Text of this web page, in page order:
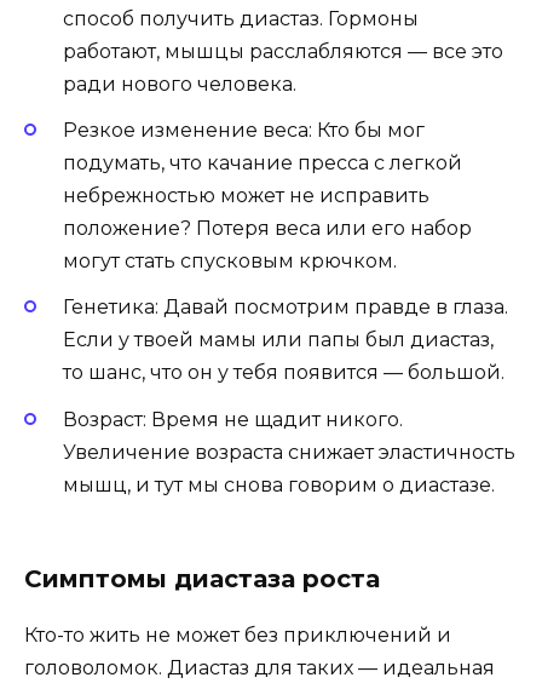
способ получить диастаз. Гормоны
работают, мышцы расслабляются — все это
ради нового человека.
Резкое изменение веса: Кто бы мог
подумать, что качание пресса с легкой
небрежностью может не исправить
положение? Потеря веса или его набор
могут стать спусковым крючком.
Генетика: Давай посмотрим правде в глаза.
Если у твоей мамы или папы был диастаз,
то шанс, что он у тебя появится — большой.
Возраст: Время не щадит никого.
Увеличение возраста снижает эластичность
мышц, и тут мы снова говорим о диастазе.
Симптомы диастаза роста
Кто-то жить не может без приключений и
головоломок. Диастаз для таких — идеальная